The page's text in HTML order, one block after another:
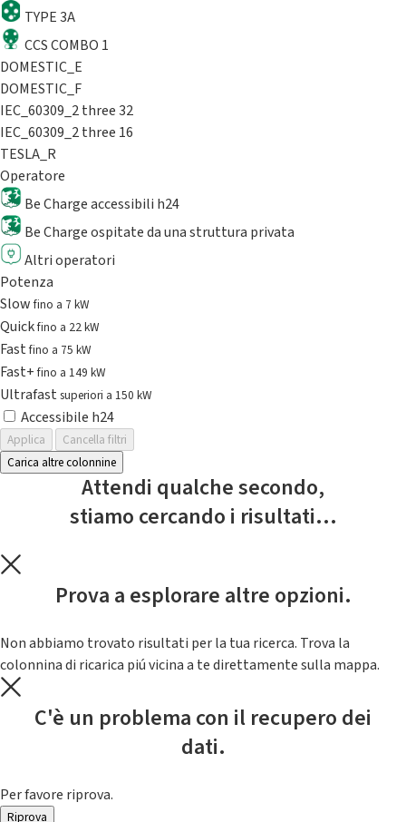
TYPE 3A
CCS COMBO 1
DOMESTIC_E
DOMESTIC_F
IEC_60309_2 three 32
IEC_60309_2 three 16
TESLA_R
Operatore
Be Charge accessibili h24
Be Charge ospitate da una struttura privata
Altri operatori
Potenza
Slowfino a 7 kW
Quickfino a 22 kW
Fastfino a 75 kW
Fast+fino a 149 kW
Ultrafast superiori a 150 kW
Accessibile h24
Applica
Cancella filtri
Carica altre colonnine
Attendi qualche secondo,
stiamo cercando i risultati...
Prova a esplorare altre opzioni.
Non abbiamo trovato risultati per la tua ricerca. Trova la
colonnina di ricarica piú vicina a te direttamente sulla mappa.
C'è un problema con il recupero dei
dati.
Per favore riprova.
Riprova